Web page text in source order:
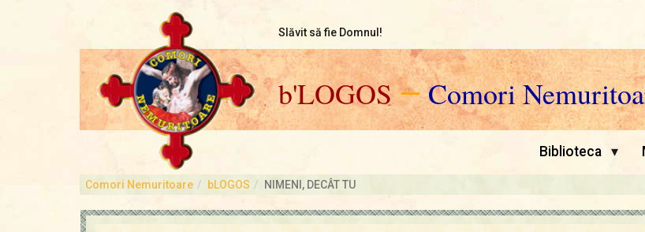
Slăvit să fie Domnul!
b'LOGOS—Comori
Biblioteca ▾
Comori Nemuritoare bLOGOS NIMENI, DECÂT TU